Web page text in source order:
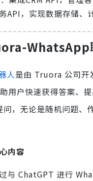
API，实现数据存储、
WhatsApp
人是由 Truora 公司开
用户快速获得答案、
，无论是随机问题
内容
与 ChatGPT 进行